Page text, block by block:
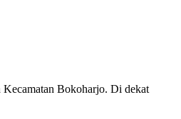
Kecamatan Bokoharjo. Di dekat